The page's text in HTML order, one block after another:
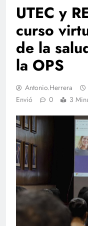
UTEC y
curso
de la
la OPS
Antonio.herrera
Envió
0 3